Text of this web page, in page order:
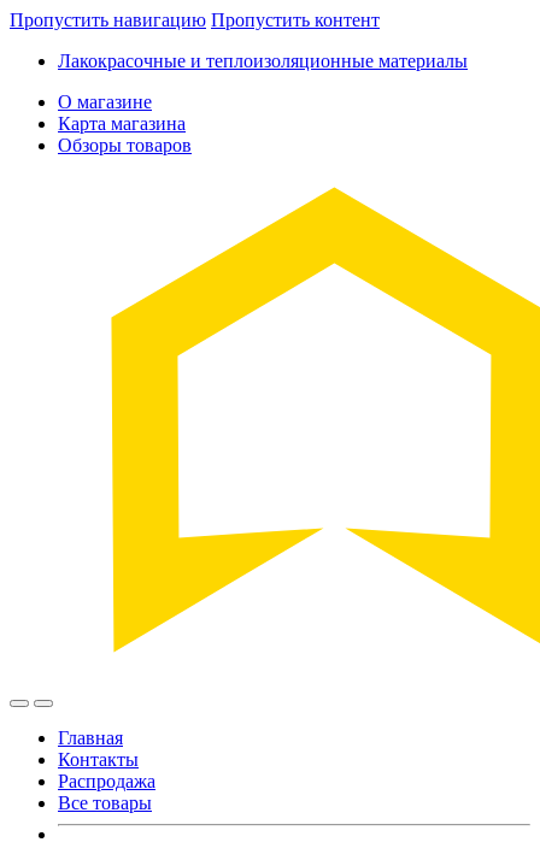
Пропустить навигацию Пропустить контент
Лакокрасочные и теплоизоляционные материалы
О магазине
Карта магазина
Обзоры товаров
Главная
Контакты
Распродажа
Все товары